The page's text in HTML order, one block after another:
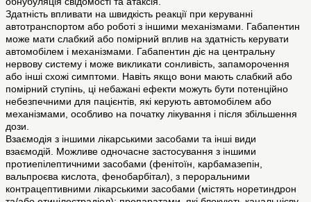
Здатність впливати на швидкість реакції при керуванні
автотранспортом або роботі з іншими механізмами. Габапентин
може мати слабкий або помірний вплив на здатність керувати
автомобілем і механізмами. Габапентин діє на центральну
нервову систему і може викликати сонливість, запаморочення
або інші схожі симптоми. Навіть якщо вони мають слабкий або
помірний ступінь, ці небажані ефекти можуть бути потенційно
небезпечними для пацієнтів, які керують автомобілем або
механізмами, особливо на початку лікування і після збільшення
дози.
Взаємодія з іншими лікарськими засобами та інші види
взаємодій. Можливе одночасне застосування з іншими
протиепілептичними засобами (фенітоїн, карбамазепін,
вальпроєва кислота, фенобарбітал), з пероральними
контрацептивними лікарськими засобами (містять норетиндрон